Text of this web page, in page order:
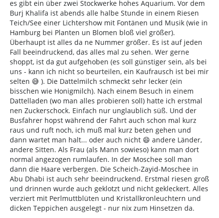
es gibt ein über zwei Stockwerke hohes Aquarium. Vor dem
Burj Khalifa ist abends alle halbe Stunde in einem Riesen
Teich/See einer Lichtershow mit Fontänen und Musik (wie in
Hamburg bei Planten un Blomen bloß viel größer).
Überhaupt ist alles da ne Nummer größer. Es ist auf jeden
Fall beeindruckend, das alles mal zu sehen. Wer gerne
shoppt, ist da gut aufgehoben (es soll günstiger sein, als bei
uns - kann ich nicht so beurteilen, ein Kaufrausch ist bei mir
selten 😅 ). Die Dattelmilch schmeckt sehr lecker (ein
bisschen wie Honigmilch). Nach einem Besuch in einem
Dattelladen (wo man alles probieren soll) hatte ich erstmal
nen Zuckerschock. Einfach nur unglaublich süß. Und der
Busfahrer hopst während der Fahrt auch schon mal kurz
raus und ruft noch, ich muß mal kurz beten gehen und
dann wartet man halt... oder auch nicht 😄 andere Länder,
andere Sitten. Als Frau (als Mann sowieso) kann man dort
normal angezogen rumlaufen. In der Moschee soll man
dann die Haare verbergen. Die Scheich-Zayid-Moschee in
Abu Dhabi ist auch sehr beeindruckend. Erstmal riesen groß
und drinnen wurde auch geklotzt und nicht gekleckert. Alles
verziert mit Perlmuttblüten und Kristallkronleuchtern und
dicken Teppichen ausgelegt - nur nix zum Hinsetzen da.